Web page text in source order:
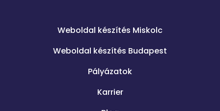
Weboldal készítés Miskolc
Weboldal készítés Budapest
Pályázatok
Karrier